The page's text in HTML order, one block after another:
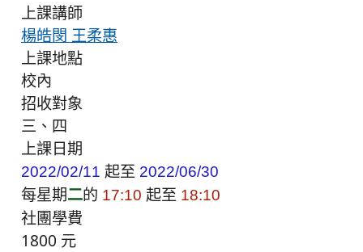
上課講師
楊皓閔 王柔惠
上課地點
校內
招收對象
三、四
上課日期
2022/02/11 起至 2022/06/30
每星期二的 17:10 起至 18:10
社團學費
1800 元